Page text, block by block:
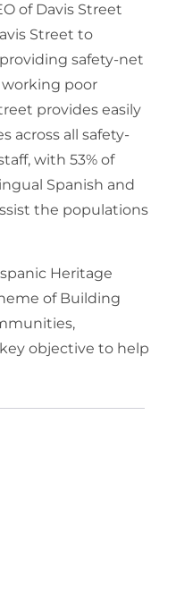
of Davis Street
Street to
safety-net
poor
provides easily
across all safety-
with 53% of
Spanish and
the populations
Heritage
of Building
objective to help